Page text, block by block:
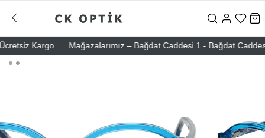
Kargo Mağazalarımız – Bağdat Caddesi 1 - Bağdat Caddesi